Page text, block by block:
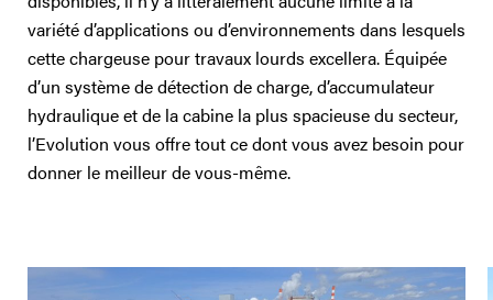
variété d’applications ou d’environnements dans lesquels
cette chargeuse pour travaux lourds excellera. Équipée
d’un système de détection de charge, d’accumulateur
hydraulique et de la cabine la plus spacieuse du secteur,
l’Evolution vous offre tout ce dont vous avez besoin pour
donner le meilleur de vous-même.